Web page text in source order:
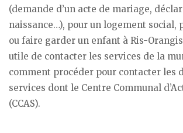
(demande d’un acte de mariage,
naissance…), pour un logement social,
ou faire garder un enfant à Ris-
utile de contacter les services de la
comment procéder pour contacter les
services dont le Centre Communal
(CCAS).